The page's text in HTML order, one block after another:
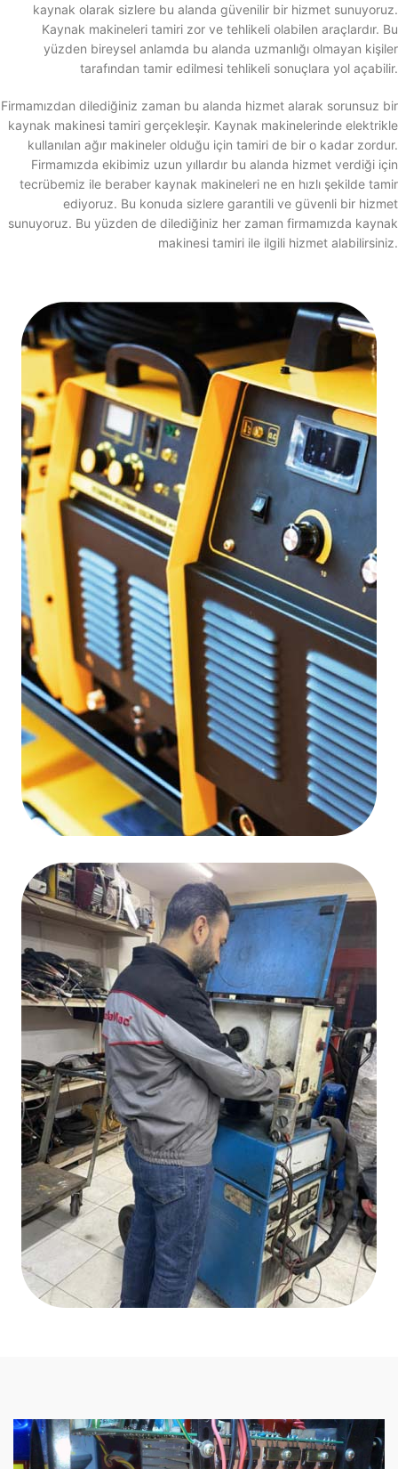
kaynak olarak sizlere bu alanda güvenilir bir hizmet sunuyoruz.
Kaynak makineleri tamiri zor ve tehlikeli olabilen araçlardır. Bu
yüzden bireysel anlamda bu alanda uzmanlığı olmayan kişiler
tarafından tamir edilmesi tehlikeli sonuçlara yol açabilir.
Firmamızdan dilediğiniz zaman bu alanda hizmet alarak sorunsuz bir
kaynak makinesi tamiri gerçekleşir. Kaynak makinelerinde elektrikle
kullanılan ağır makineler olduğu için tamiri de bir o kadar zordur.
Firmamızda ekibimiz uzun yıllardır bu alanda hizmet verdiği için
tecrübemiz ile beraber kaynak makineleri ne en hızlı şekilde tamir
ediyoruz. Bu konuda sizlere garantili ve güvenli bir hizmet
sunuyoruz. Bu yüzden de dilediğiniz her zaman firmamızda kaynak
makinesi tamiri ile ilgili hizmet alabilirsiniz.